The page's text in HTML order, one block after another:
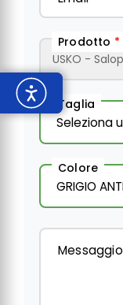
Prodotto *
Taglia
Colore
Messaggio